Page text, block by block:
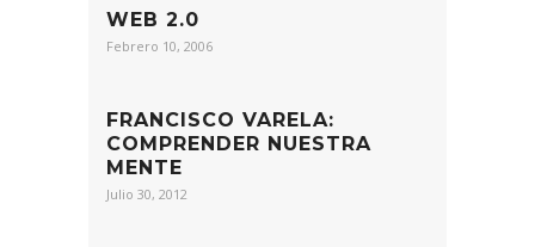
WEB 2.0
Febrero 10, 2006
FRANCISCO VARELA:
COMPRENDER NUESTRA
MENTE
Julio 30, 2012